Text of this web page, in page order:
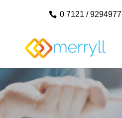
0 7121 / 9294977